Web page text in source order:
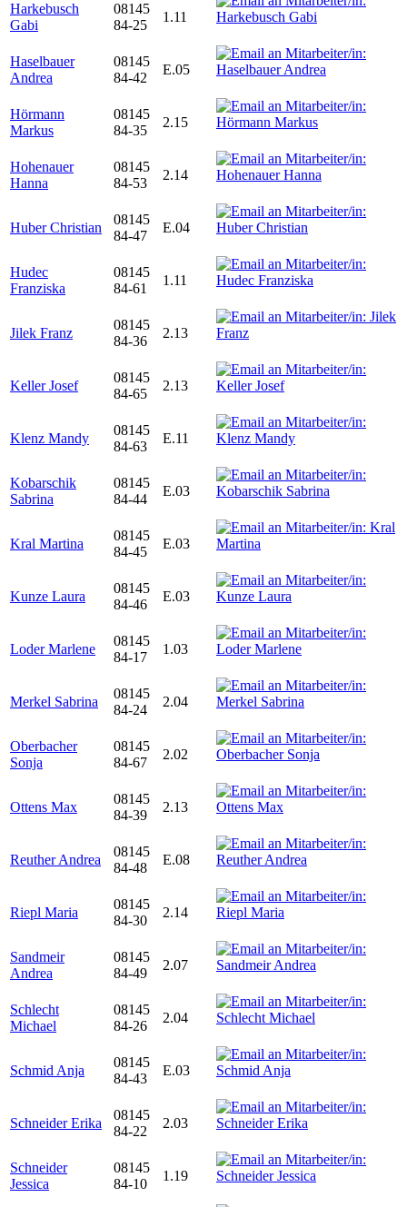
Harkebusch
Gabi
08145
84-25
1.11
Haselbauer
Andrea
08145
84-42
E.05
Hörmann
Markus
08145
84-35
2.15
Hohenauer
Hanna
08145
84-53
2.14
Huber Christian
08145
84-47
E.04
Hudec
Franziska
08145
84-61
1.11
Jilek Franz
08145
84-36
2.13
Keller Josef
08145
84-65
2.13
Klenz Mandy
08145
84-63
E.11
Kobarschik
Sabrina
08145
84-44
E.03
Kral Martina
08145
84-45
E.03
Kunze Laura
08145
84-46
E.03
Loder Marlene
08145
84-17
1.03
Merkel Sabrina
08145
84-24
2.04
Oberbacher
Sonja
08145
84-67
2.02
Ottens Max
08145
84-39
2.13
Reuther Andrea
08145
84-48
E.08
Riepl Maria
08145
84-30
2.14
Sandmeir
Andrea
08145
84-49
2.07
Schlecht
Michael
08145
84-26
2.04
Schmid Anja
08145
84-43
E.03
Schneider Erika
08145
84-22
2.03
Schneider
Jessica
08145
84-10
1.19